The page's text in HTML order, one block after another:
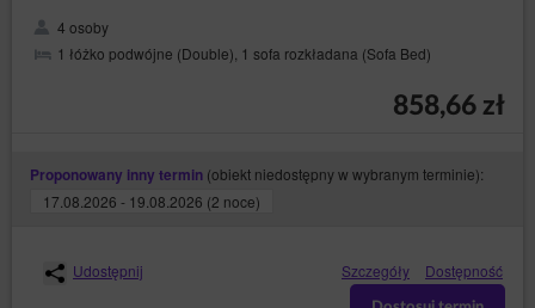
4 osoby
1 łóżko podwójne (Double), 1 sofa rozkładana (Sofa Bed)
858,66 zł
Proponowany inny termin (obiekt niedostępny w wybranym terminie):
17.08.2026 - 19.08.2026 (2 noce)
Udostępnij Szczegóły Dostępność